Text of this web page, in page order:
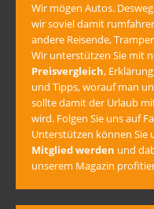
Wir mögen Autos.
wir soviel damit
andere Reisende,
Wir unterstützen Sie mit
Preisvergleich,
und Tipps, worauf man
sollte damit der Urlaub
wird. Folgen Sie uns auf
Unterstützen können Sie
Mitglied werden und
unserem Magazin